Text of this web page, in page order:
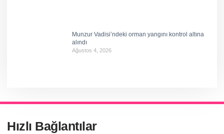
Munzur Vadisi’ndeki orman yangını kontrol altına
alındı
Ağustos 4, 2026
Hızlı Bağlantılar